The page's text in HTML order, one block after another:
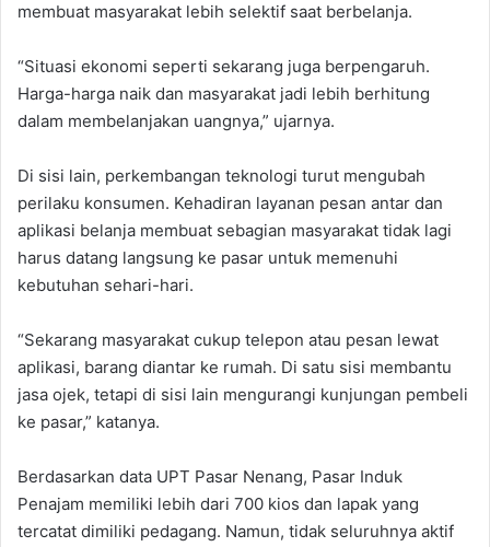
membuat masyarakat lebih selektif saat berbelanja.
“Situasi ekonomi seperti sekarang juga berpengaruh.
Harga-harga naik dan masyarakat jadi lebih berhitung
dalam membelanjakan uangnya,” ujarnya.
Di sisi lain, perkembangan teknologi turut mengubah
perilaku konsumen. Kehadiran layanan pesan antar dan
aplikasi belanja membuat sebagian masyarakat tidak lagi
harus datang langsung ke pasar untuk memenuhi
kebutuhan sehari-hari.
“Sekarang masyarakat cukup telepon atau pesan lewat
aplikasi, barang diantar ke rumah. Di satu sisi membantu
jasa ojek, tetapi di sisi lain mengurangi kunjungan pembeli
ke pasar,” katanya.
Berdasarkan data UPT Pasar Nenang, Pasar Induk
Penajam memiliki lebih dari 700 kios dan lapak yang
tercatat dimiliki pedagang. Namun, tidak seluruhnya aktif